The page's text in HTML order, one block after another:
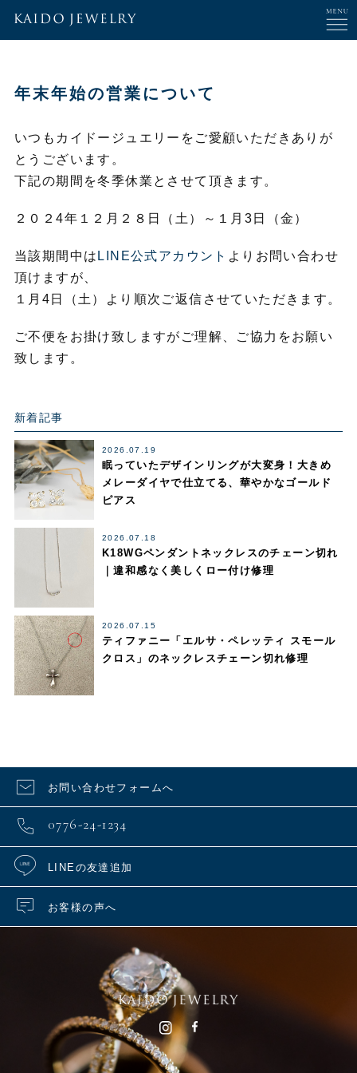
年末年始の営業について
いつもカイドージュエリーをご愛顧いただきありが
とうございます。
下記の期間を冬季休業とさせて頂きます。
２０２4年１２月２８日（土）～１月3日（金）
当該期間中は LINE公式アカウント よりお問い合わせ
頂けますが、
１月4日（土）より順次ご返信させていただきます。
ご不便をお掛け致しますがご理解、ご協力をお願い
致します。
新着記事
2026.07.19
眠っていたデザインリングが大変身！大きめ
メレーダイヤで仕立てる、華やかなゴールド
ピアス
2026.07.18
K18WGペンダントネックレスのチェーン切れ
｜違和感なく美しくロー付け修理
2026.07.15
ティファニー「エルサ・ペレッティ スモール
クロス」のネックレスチェーン切れ修理
お問い合わせフォームへ
0776-24-1234
LINEの友達追加
お客様の声へ